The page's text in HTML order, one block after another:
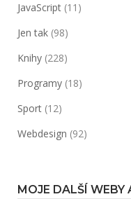
JavaScript (11)
Jen tak (98)
Knihy (228)
Programy (18)
Sport (12)
Webdesign (92)
MOJE DALŠÍ WEBY